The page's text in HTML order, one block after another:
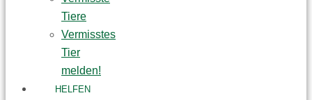
Tiere
Vermisstes
Tier
melden!
HELFEN